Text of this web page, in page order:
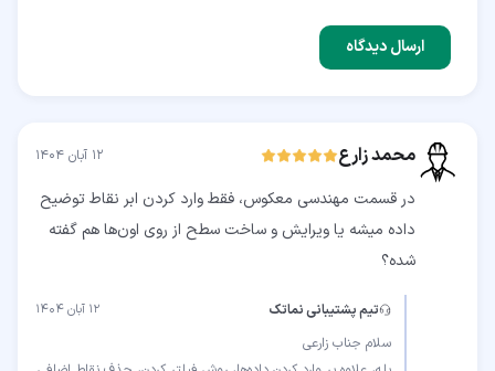
ارسال دیدگاه
محمد زارع ۱۲ آبان ۱۴۰۴
در قسمت مهندسی معکوس، فقط وارد کردن ابر نقاط توضیح
داده میشه یا ویرایش و ساخت سطح از روی اون‌ها هم گفته
شده؟
تیم پشتیبانی نماتک ۱۲ آبان ۱۴۰۴